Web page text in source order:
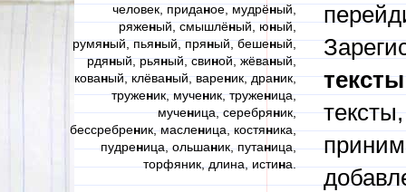
человек, приданое, мудрёный,
ряженый, смышлёный, юный,
румяный, пьяный, пряный, бешеный,
рдяный, рьяный, свиной, жёваный,
кованый, клёваный, вареник, драник,
труженик, мученик, труженица,
мученица, серебряник,
бессребреник, масленица, костяника,
пудреница, ольшаник, путаница,
торфяник, длина, истина.
тексты